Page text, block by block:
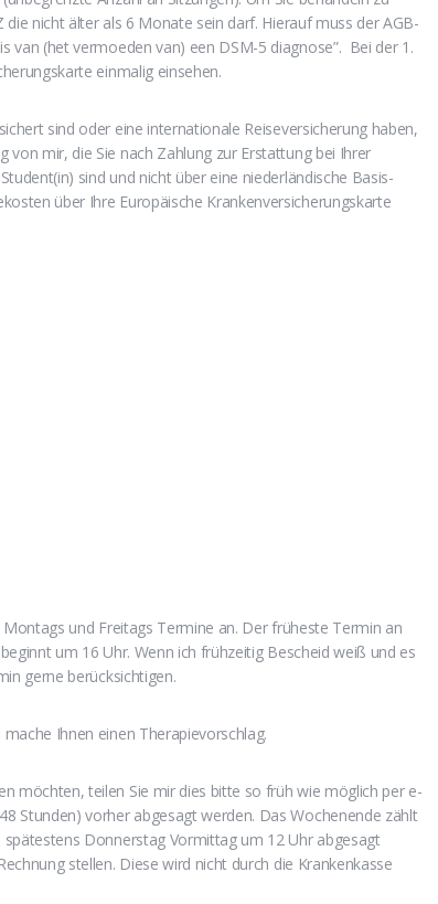
nicht älter als 6 Monate sein darf. Hierauf muss der AGB-
van (het vermoeden van) een DSM-5 diagnose”. Bei der 1.
einmalig einsehen.
sind oder eine internationale Reiseversicherung haben,
von mir, die Sie nach Zahlung zur Erstattung bei Ihrer
sind und nicht über eine niederländische Basis-
über Ihre Europäische Krankenversicherungskarte
und Freitags Termine an. Der früheste Termin an
um 16 Uhr. Wenn ich frühzeitig Bescheid weiß und es
gerne berücksichtigen.
Ihnen einen Therapievorschlag.
möchten, teilen Sie mir dies bitte so früh wie möglich per e-
Stunden) vorher abgesagt werden. Das Wochenende zählt
Donnerstag Vormittag um 12 Uhr abgesagt
stellen. Diese wird nicht durch die Krankenkasse